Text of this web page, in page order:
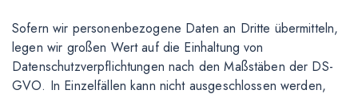
Sofern wir personenbezogene Daten an Dritte übermitteln,
legen wir großen Wert auf die Einhaltung von
Datenschutzverpflichtungen nach den Maßstäben der DS-
GVO. In Einzelfällen kann nicht ausgeschlossen werden,